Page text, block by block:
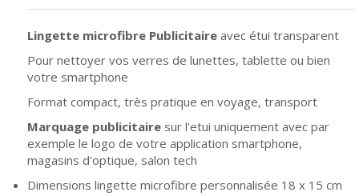
Lingette microfibre Publicitaire avec étui transparent
Pour nettoyer vos verres de lunettes, tablette ou bien
votre smartphone
Format compact, très pratique en voyage, transport
Marquage publicitaire sur l'etui uniquement avec par
exemple le logo de votre application smartphone,
magasins d'optique, salon tech
Dimensions lingette microfibre personnalisée 18 x 15 cm